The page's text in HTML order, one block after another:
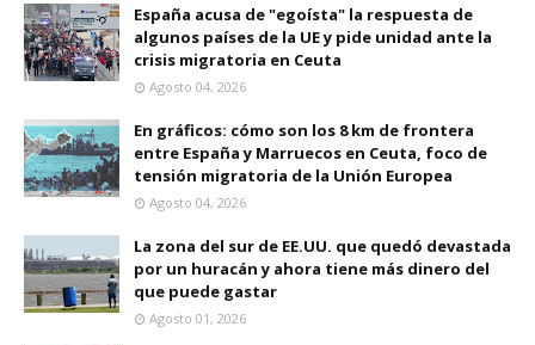
España acusa de "egoísta" la respuesta de
algunos países de la UE y pide unidad ante la
crisis migratoria en Ceuta
Agosto 04, 2026
En gráficos: cómo son los 8 km de frontera
entre España y Marruecos en Ceuta, foco de
tensión migratoria de la Unión Europea
Agosto 04, 2026
La zona del sur de EE.UU. que quedó devastada
por un huracán y ahora tiene más dinero del
que puede gastar
Agosto 01, 2026